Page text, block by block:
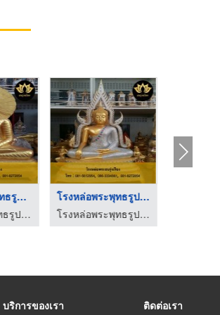
ร้านขายพระพุทธรูป เส ...
โรงหล่อพระพุทธรูปทองเหลือง - ธนรุ่งเรือง
โรงหล่อพระพุทธรูปทอง ...
โรงหล่อพระพุทธรูปทองเหลือง - ธนรุ่งเรือง
บริการของเรา ติดต่อเรา